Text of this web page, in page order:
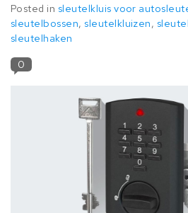
Posted in sleutelkluis voor
sleutelbossen, sleutelkluizen,
sleutelhaken
0